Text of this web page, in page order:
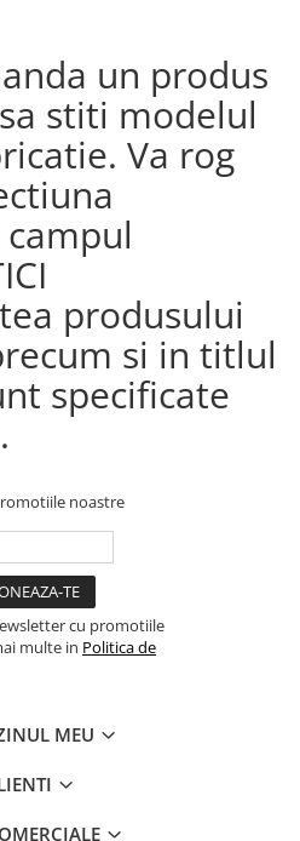
un produs
stiti modelul
Va rog
produsului
si in titlul
specificate
noastre
cu promotiile
multe in Politica de
MEU